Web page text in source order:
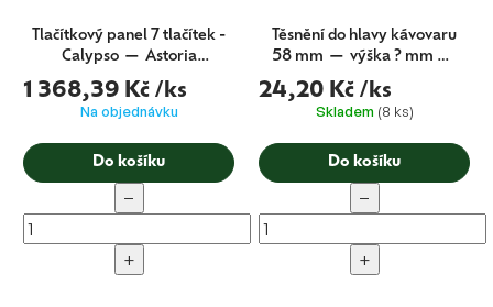
Tlačítkový panel 7 tlačítek -
Calypso — Astoria
(originál)
1 368,39 Kč /ks
Na objednávku
Do košíku
−
+
Těsnění do hlavy kávovaru
58 mm — výška ? mm —
Astoria + Wega (CMA
originál)
24,20 Kč /ks
Skladem (8 ks)
Do košíku
−
+